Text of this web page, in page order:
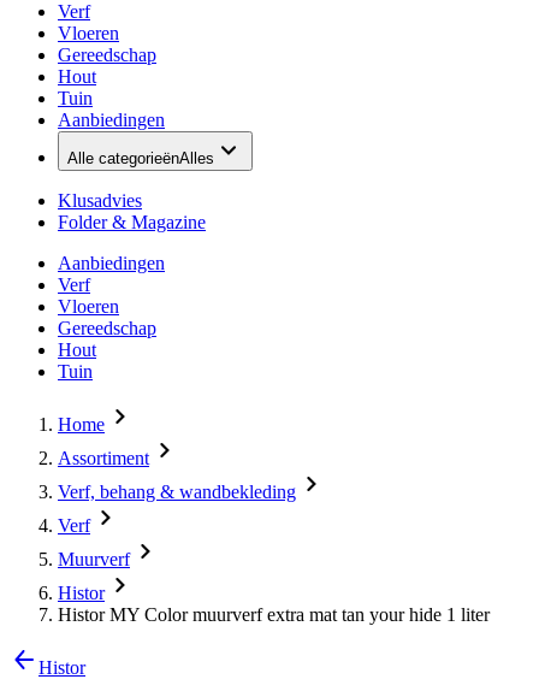
Verf
Vloeren
Gereedschap
Hout
Tuin
Aanbiedingen
Alle categorieënAlles
Klusadvies
Folder & Magazine
Aanbiedingen
Verf
Vloeren
Gereedschap
Hout
Tuin
Home
Assortiment
Verf, behang & wandbekleding
Verf
Muurverf
Histor
Histor MY Color muurverf extra mat tan your hide 1 liter
Histor